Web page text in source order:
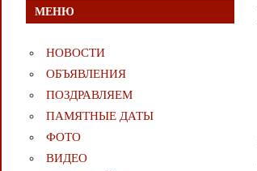
МЕНЮ
НОВОСТИ
ОБЪЯВЛЕНИЯ
ПОЗДРАВЛЯЕМ
ПАМЯТНЫЕ ДАТЫ
ФОТО
ВИДЕО